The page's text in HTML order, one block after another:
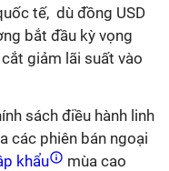
tế, dù đồng USD
bắt đầu kỳ vọng
giảm lãi suất vào
sách điều hành linh
các phiên bán ngoại
khẩu
mùa cao